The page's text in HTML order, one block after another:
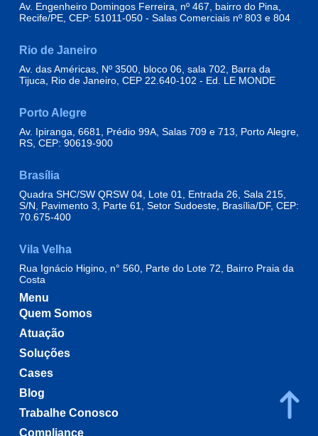
Av. Engenheiro Domingos Ferreira, nº 467, bairro do Pina,
Recife/PE, CEP: 51011-050 - Salas Comerciais nº 803 e 804
Rio de Janeiro
Av. das Américas, Nº 3500, bloco 06, sala 702, Barra da
Tijuca, Rio de Janeiro, CEP 22.640-102 - Ed. LE MONDE
Porto Alegre
Av. Ipiranga, 6681, Prédio 99A, Salas 709 e 713, Porto Alegre,
RS, CEP: 90619-900
Brasília
Quadra SHC/SW QRSW 04, Lote 01, Entrada 26, Sala 215,
S/N, Pavimento 3, Parte 61, Setor Sudoeste, Brasília/DF, CEP:
70.675-400
Vila Velha
Rua Ignácio Higino, n° 560, Parte do Lote 72, Bairro Praia da
Costa
Menu
Quem Somos
Atuação
Soluções
Cases
Blog
Trabalhe Conosco
Compliance